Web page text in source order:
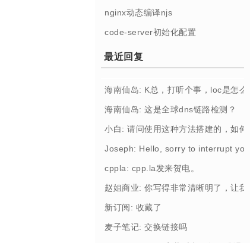
nginx动态编译njs
code-server初始化配置
最近回复
海南仙岛: K总，打听个事，loc是怎么
海南仙岛: 这是全球dns链路检测？
小白: 请问使用这种方法搭建的，如
Joseph: Hello, sorry to interrupt
cppla: cpp.la发来贺电。
赵姐商业: 你写得非常清晰明了，让
新订阅: 收藏了
麦子笔记: 交换链接吗